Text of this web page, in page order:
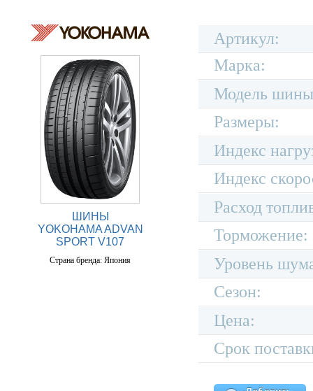
ШИНЫ
YOKOHAMA ADVAN
SPORT V107
Страна бренда: Япония
Артикул:
Марка:
Модель
Размеры:
Индекс
Индекс
Расход
Торможение:
Уровень
Сезон:
Цена:
Срок